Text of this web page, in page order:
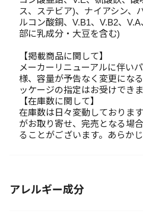
ス、ステビア)、ナイアシン、
ルコン酸銅、V.B1、V.B2、
部に乳成分・大豆を含む)
【掲載商品に関して】
メーカーリニューアルに伴い
様、容量が予告なく変更にな
ッケージの指定はお受けできま
【在庫数に関して】
在庫数は日々変動しておりま
がお取り寄せ、完売となる場
ることがございます。あらか
アレルギー成分